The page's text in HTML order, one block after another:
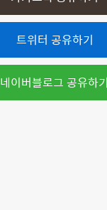
트위터 공유하기
네이버블로그 공유하기